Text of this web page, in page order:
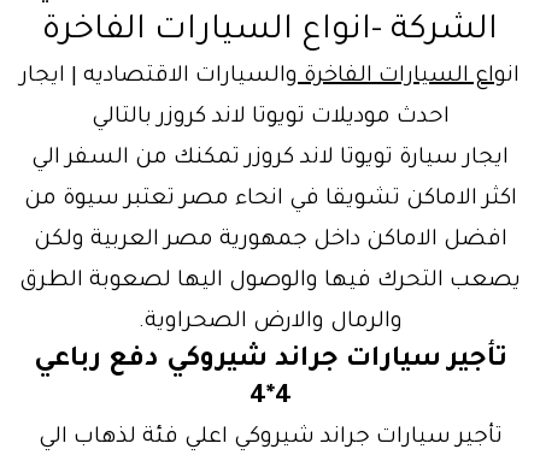
الشركة -انواع السيارات الفاخرة
انواع السيارات الفاخرةوالسيارات الاقتصاديه | ايجار
احدث موديلات تويوتا لاند كروزر بالتالي
ايجار سيارة تويوتا لاند كروزر تمكنك من السفر الي
اكثر الاماكن تشويقا في انحاء مصر تعتبر سيوة من
افضل الاماكن داخل جمهورية مصر العربية ولكن
يصعب التحرك فيها والوصول اليها لصعوبة الطرق
والرمال والارض الصحراوية.
تأجير سيارات جراند شيروكي دفع رباعي
4*4
تأجير سيارات جراند شيروكي اعلي فئة لذهاب الي